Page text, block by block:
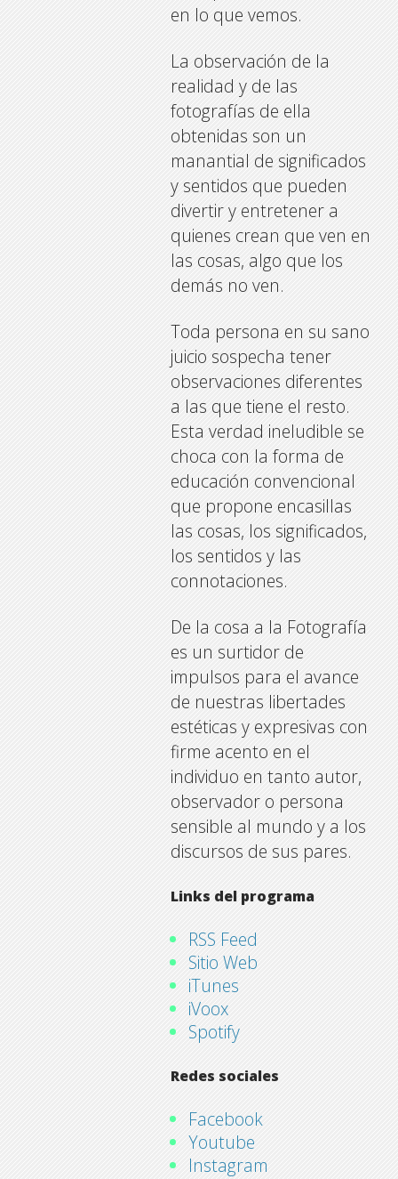
en lo que vemos.
La observación de la
realidad y de las
fotografías de ella
obtenidas son un
manantial de significados
y sentidos que pueden
divertir y entretener a
quienes crean que ven en
las cosas, algo que los
demás no ven.
Toda persona en su sano
juicio sospecha tener
observaciones diferentes
a las que tiene el resto.
Esta verdad ineludible se
choca con la forma de
educación convencional
que propone encasillas
las cosas, los significados,
los sentidos y las
connotaciones.
De la cosa a la Fotografía
es un surtidor de
impulsos para el avance
de nuestras libertades
estéticas y expresivas con
firme acento en el
individuo en tanto autor,
observador o persona
sensible al mundo y a los
discursos de sus pares.
Links del programa
RSS Feed
Sitio Web
iTunes
iVoox
Spotify
Redes sociales
Facebook
Youtube
Instagram